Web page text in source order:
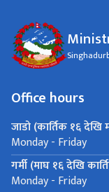
Office hours
जाडो (कार्तिक १६ देखि
Monday - Friday
गर्मी (माघ १६ देखि
Monday - Friday